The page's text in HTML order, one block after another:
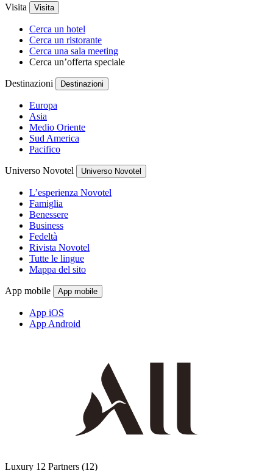
Visita Visita
Cerca un hotel
Cerca un ristorante
Cerca una sala meeting
Cerca un’offerta speciale
Destinazioni Destinazioni
Europa
Asia
Medio Oriente
Sud America
Pacifico
Universo Novotel Universo Novotel
L’esperienza Novotel
Famiglia
Benessere
Business
Fedeltà
Rivista Novotel
Tutte le lingue
Mappa del sito
App mobile App mobile
App iOS
App Android
Luxury 12 Partners (12)